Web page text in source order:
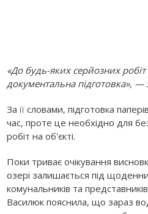
«До будь-яких серйозних
документальна підготовка», —
За її словами, підготовка
час, проте це необхідно для
робіт на об'єкті.
Поки триває очікування
озері залишається під
комунальників та
Василюк пояснила, що зараз